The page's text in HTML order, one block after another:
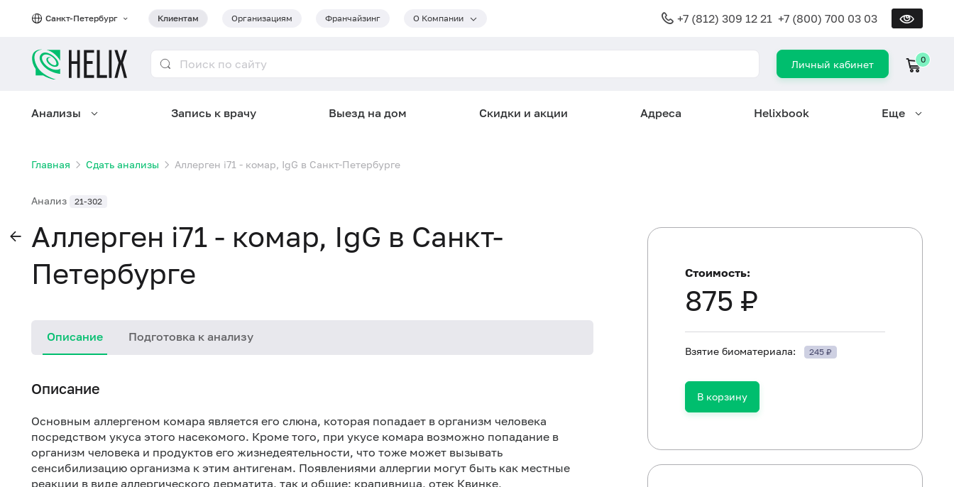
Санкт-Петербург Клиентам Организациям Франчайзинг О Компании +7 (812) 309 12 21 +7 (800) 700 03 03
Личный кабинет 0
Анализы Запись к врачу Выезд на дом Скидки и акции Адреса Helixbook Еще
Главная Сдать анализы Аллерген i71 - комар, IgG в Санкт-Петербурге
Анализ 21-302
Аллерген i71 - комар, IgG в Санкт-
Петербурге
Описание Подготовка к анализу
Описание
Основным аллергеном комара является его слюна, которая попадает в организм человека
посредством укуса этого насекомого. Кроме того, при укусе комара возможно попадание в
организм человека и продуктов его жизнедеятельности, что тоже может вызывать
сенсибилизацию организма к этим антигенам. Появлениями аллергии могут быть как местные
реакции в виде аллергического дерматита, так и общие: крапивница, отек Квинке,
Не курить в течение 30 минут до исследования.
Стоимость:
875 ₽
Взятие биоматериала: 245 ₽
В корзину